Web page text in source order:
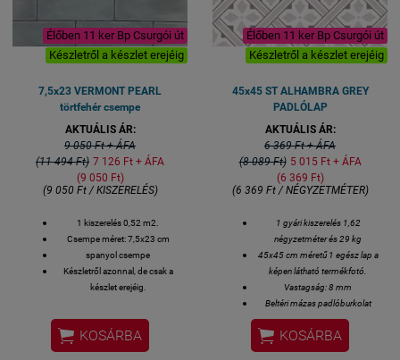
Élőben 11 ker Bp Csurgói út
Készletről a készlet erejéig
7,5x23 VERMONT PEARL
törtfehér csempe
AKTUÁLIS ÁR:
9 050 Ft + ÁFA
(11 494 Ft) 7 126 Ft + ÁFA
(9 050 Ft)
(9 050 Ft / KISZERELÉS)
1 kiszerelés 0,52 m2.
Csempe méret: 7,5x23 cm
spanyol csempe
Készletről azonnal, de csak a
készlet erejéig.
 KOSÁRBA
Élőben 11 ker Bp Csurgói út
Készletről a készlet erejéig
45x45 ST ALHAMBRA GREY
PADLÓLAP
AKTUÁLIS ÁR:
6 369 Ft + ÁFA
(8 089 Ft) 5 015 Ft + ÁFA
(6 369 Ft)
(6 369 Ft / NÉGYZETMÉTER)
1 gyári kiszerelés 1,62
négyzetméter és 29 kg
45x45 cm méretű 1 egész lap a
képen látható termékfotó.
Vastagság: 8 mm
Beltéri mázas padlóburkolat
Minőségi osztály: 1. osztályú
Spanyol termék
Bemutatótermünkben
 KOSÁRBA